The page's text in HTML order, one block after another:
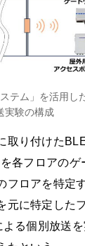
テム」を活用し
実験の構成
取り付けた
各フロアのゲ
フロアを特定
元に特定した
る個別放送